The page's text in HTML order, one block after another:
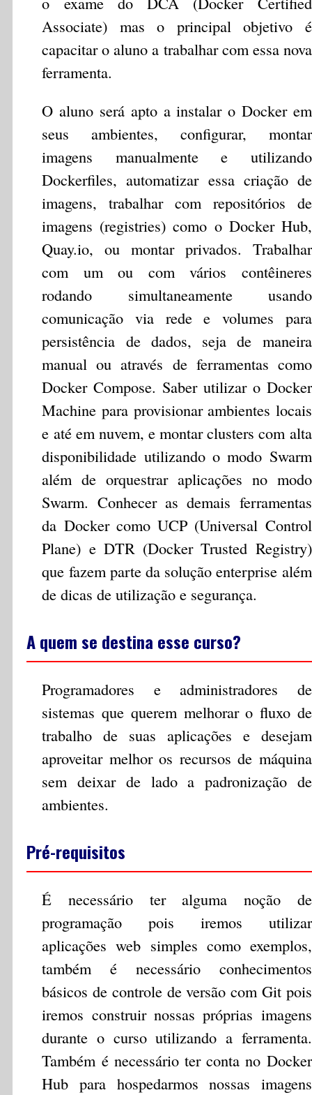
Associate) mas o principal objetivo é
capacitar o aluno a trabalhar com essa nova
ferramenta.
O aluno será apto a instalar o Docker em
seus ambientes, configurar, montar
imagens manualmente e utilizando
Dockerfiles, automatizar essa criação de
imagens, trabalhar com repositórios de
imagens (registries) como o Docker Hub,
Quay.io, ou montar privados. Trabalhar
com um ou com vários contêineres
rodando simultaneamente usando
comunicação via rede e volumes para
persistência de dados, seja de maneira
manual ou através de ferramentas como
Docker Compose. Saber utilizar o Docker
Machine para provisionar ambientes locais
e até em nuvem, e montar clusters com alta
disponibilidade utilizando o modo Swarm
além de orquestrar aplicações no modo
Swarm. Conhecer as demais ferramentas
da Docker como UCP (Universal Control
Plane) e DTR (Docker Trusted Registry)
que fazem parte da solução enterprise além
de dicas de utilização e segurança.
A quem se destina esse curso?
Programadores e administradores de
sistemas que querem melhorar o fluxo de
trabalho de suas aplicações e desejam
aproveitar melhor os recursos de máquina
sem deixar de lado a padronização de
ambientes.
Pré-requisitos
É necessário ter alguma noção de
programação pois iremos utilizar
aplicações web simples como exemplos,
também é necessário conhecimentos
básicos de controle de versão com Git pois
iremos construir nossas próprias imagens
durante o curso utilizando a ferramenta.
Também é necessário ter conta no Docker
Hub para hospedarmos nossas imagens